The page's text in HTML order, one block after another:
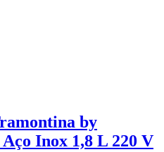
by
Inox 1,8 L 220 V